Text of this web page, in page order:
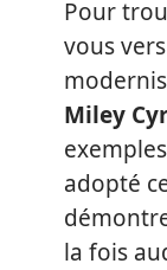
Pour
vous
Miley
adopté
la fois